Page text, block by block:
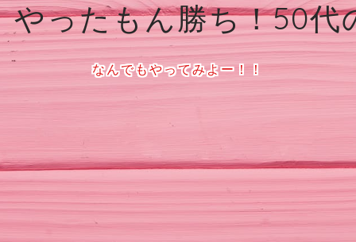
やったもん勝ち！50代
なんでもやってみよー！！